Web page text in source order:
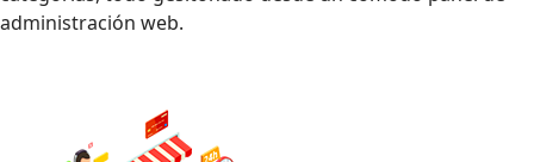
administración web.